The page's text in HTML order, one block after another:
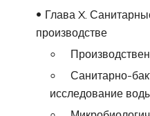
Глава X.
производстве
Санитарно-
исследование